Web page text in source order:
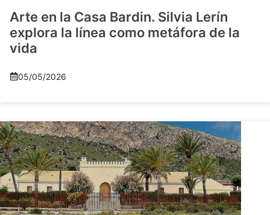
Arte en la Casa Bardin. Silvia Lerín
explora la línea como metáfora de la
vida
05/05/2026